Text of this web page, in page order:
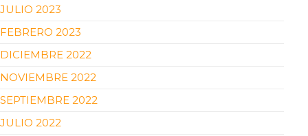
JULIO 2023
FEBRERO 2023
DICIEMBRE 2022
NOVIEMBRE 2022
SEPTIEMBRE 2022
JULIO 2022